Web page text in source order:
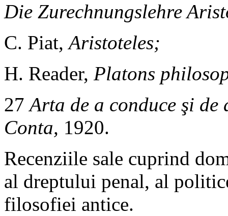
Die Zurechnungslehre
C. Piat,Aristoteles;
H. Reader, Platons
27Arta de a conduce şi de
Conta, 1920.
Recenziile sale cuprind
al dreptului penal, al
filosofiei antice.